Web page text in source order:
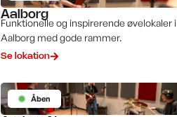
Aalborg
Funktionelle og inspirerende øvelokaler i
Aalborg med gode rammer.
Se lokation
Åben